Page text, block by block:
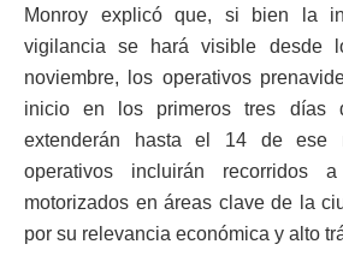
Monroy explicó que, si bien la
vigilancia se hará visible desde
noviembre, los operativos
inicio en los primeros tres días
extenderán hasta el 14 de ese
operativos incluirán recorridos
motorizados en áreas clave de la
por su relevancia económica y alto